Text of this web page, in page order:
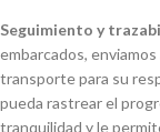
Seguimiento y
embarcados,
transporte para su
pueda rastrear el
tranquilidad y le